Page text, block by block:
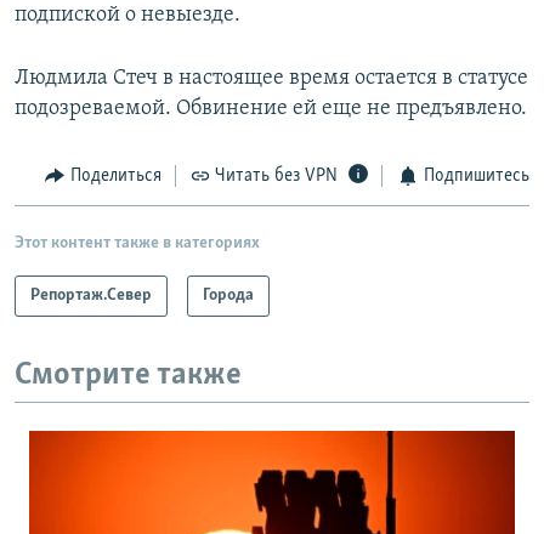
подпиской о невыезде.
Людмила Стеч в настоящее время остается в статусе
подозреваемой. Обвинение ей еще не предъявлено.
Поделиться Читать без VPN Подпишитесь
Этот контент также в категориях
Репортаж.Север Города
Смотрите также